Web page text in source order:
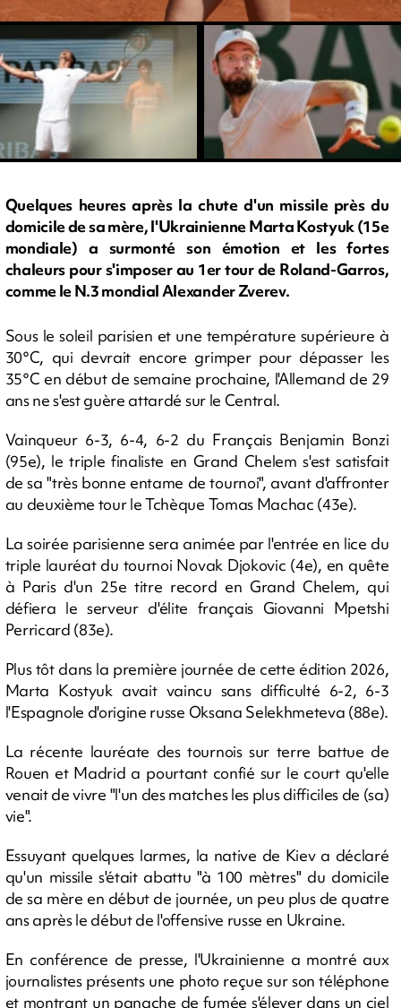
Quelques heures après la chute d'un missile près du
domicile de sa mère, l'Ukrainienne Marta Kostyuk (15e
mondiale) a surmonté son émotion et les fortes
chaleurs pour s'imposer au 1er tour de Roland-Garros,
comme le N.3 mondial Alexander Zverev.
Sous le soleil parisien et une température supérieure à
30°C, qui devrait encore grimper pour dépasser les
35°C en début de semaine prochaine, l'Allemand de 29
ans ne s'est guère attardé sur le Central.
Vainqueur 6-3, 6-4, 6-2 du Français Benjamin Bonzi
(95e), le triple finaliste en Grand Chelem s'est satisfait
de sa "très bonne entame de tournoi", avant d'affronter
au deuxième tour le Tchèque Tomas Machac (43e).
La soirée parisienne sera animée par l'entrée en lice du
triple lauréat du tournoi Novak Djokovic (4e), en quête
à Paris d'un 25e titre record en Grand Chelem, qui
défiera le serveur d'élite français Giovanni Mpetshi
Perricard (83e).
Plus tôt dans la première journée de cette édition 2026,
Marta Kostyuk avait vaincu sans difficulté 6-2, 6-3
l'Espagnole d'origine russe Oksana Selekhmeteva (88e).
La récente lauréate des tournois sur terre battue de
Rouen et Madrid a pourtant confié sur le court qu'elle
venait de vivre "l'un des matches les plus difficiles de (sa)
vie".
Essuyant quelques larmes, la native de Kiev a déclaré
qu'un missile s'était abattu "à 100 mètres" du domicile
de sa mère en début de journée, un peu plus de quatre
ans après le début de l'offensive russe en Ukraine.
En conférence de presse, l'Ukrainienne a montré aux
journalistes présents une photo reçue sur son téléphone
et montrant un panache de fumée s'élever dans un ciel